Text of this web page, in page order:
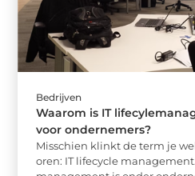
Bedrijven
Waarom is IT
voor ondernemers?
Misschien klinkt de term je
oren: IT lifecycle